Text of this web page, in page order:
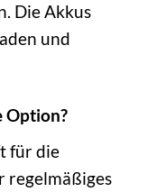
Die Akkus
und
Option?
für die
regelmäßiges